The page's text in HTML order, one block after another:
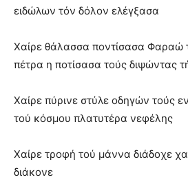
ειδώλων τόν δόλον ελέγξασα
Χαίρε θάλασσα ποντίσασα Φαραώ
πέτρα η ποτίσασα τούς διψώντας
Χαίρε πύρινε στύλε οδηγών τούς
τού κόσμου πλατυτέρα νεφέλης
Χαίρε τροφή τού μάννα διάδοχε
διάκονε